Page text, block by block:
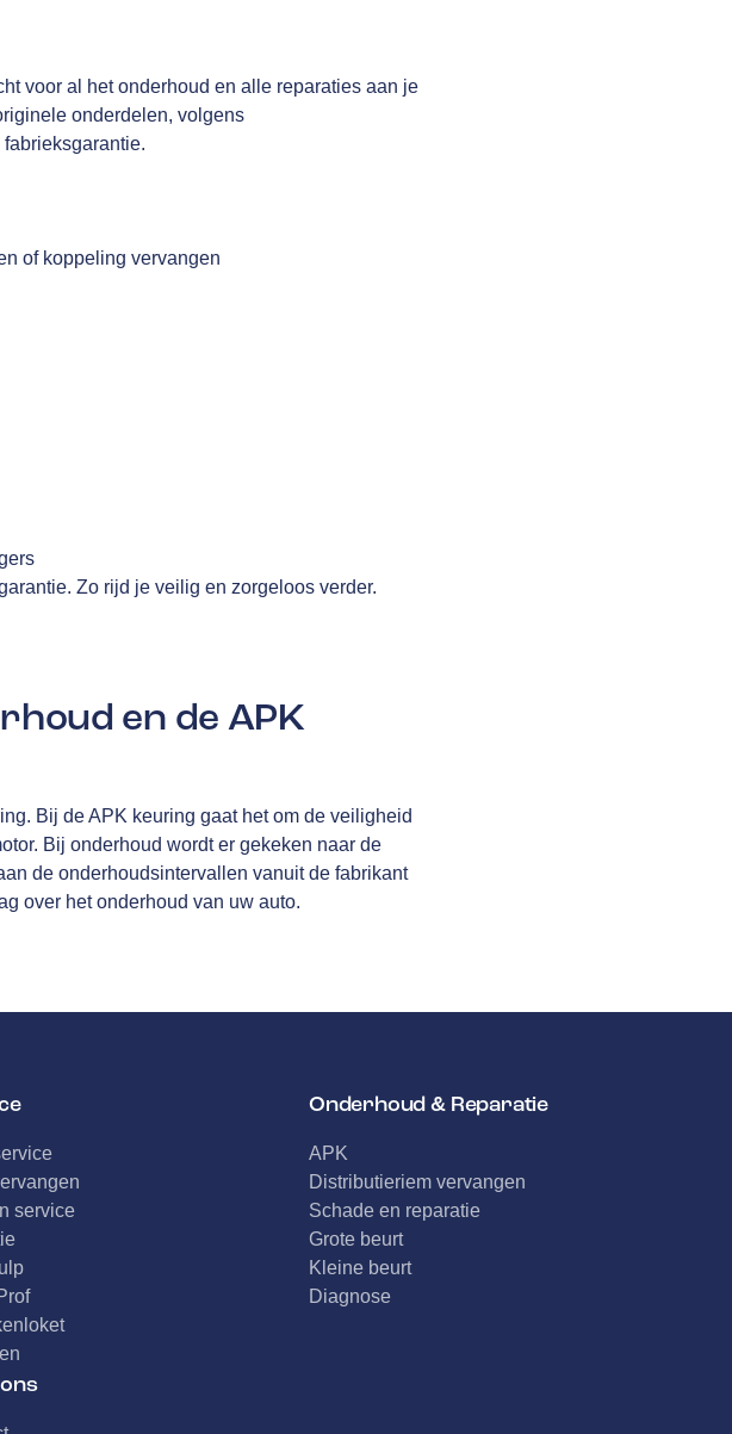
voor al het onderhoud en alle reparaties aan je
onderdelen, volgens
of koppeling vervangen
Zo rijd je veilig en zorgeloos verder.
en de APK
Bij de APK keuring gaat het om de veiligheid
Bij onderhoud wordt er gekeken naar de
de onderhoudsintervallen vanuit de fabrikant
over het onderhoud van uw auto.
service
Onderhoud & Reparatie
APK
Distributieriem vervangen
Schade en reparatie
Grote beurt
Kleine beurt
Diagnose